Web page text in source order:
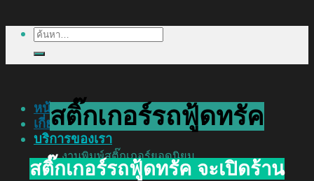
หน้าแรก
เกี่ยวกับเรา
บริการของเรา
งานพิมพ์สติ๊กเกอร์ยอดนิยม
พิมพ์สติ๊กเกอร์
ค้นหา:
สติ๊กเกอร์รถฟู้ดทรัค
สติ๊กเกอร์รถฟู้ดทรัค จะเปิดร้าน